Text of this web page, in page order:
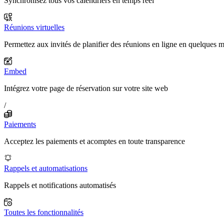
Réunions virtuelles
Permettez aux invités de planifier des réunions en ligne en quelques
Embed
Intégrez votre page de réservation sur votre site web
/
Paiements
Acceptez les paiements et acomptes en toute transparence
Rappels et automatisations
Rappels et notifications automatisés
Toutes les fonctionnalités